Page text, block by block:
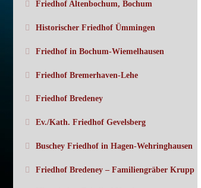
Friedhof Altenbochum, Bochum
Historischer Friedhof Ümmingen
Friedhof in Bochum-Wiemelhausen
Friedhof Bremerhaven-Lehe
Friedhof Bredeney
Ev./Kath. Friedhof Gevelsberg
Buschey Friedhof in Hagen-Wehringhausen
Friedhof Bredeney – Familiengräber Krupp